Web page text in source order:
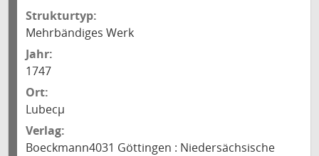
Strukturtyp:
Mehrbändiges Werk
Jahr:
1747
Ort:
Lubecµ
Verlag:
Boeckmann4031 Göttingen : Niedersächsische